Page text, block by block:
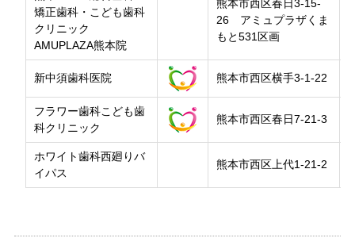
矯正歯科・こども歯科
クリニック
AMUPLAZA熊本院
熊本市西区春日3-15-
26 アミュプラザくま
もと531区画
新中須歯科医院 熊本市西区横手3-1-22
フラワー歯科こども歯
科クリニック
熊本市西区春日7-21-3
ホワイト歯科西廻りバ
イパス
熊本市西区上代1-21-2